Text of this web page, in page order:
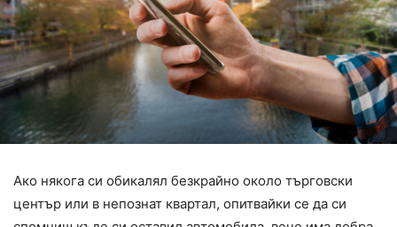
Ако някога си обикалял безкрайно около търговски
център или в непознат квартал, опитвайки се да си